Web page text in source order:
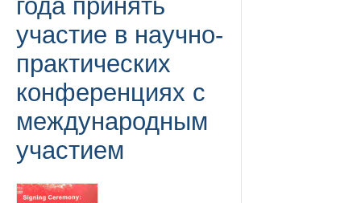
года принять
участие в научно-
практических
конференциях с
международным
участием